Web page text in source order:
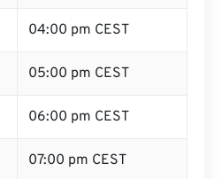
04:00 pm CEST
05:00 pm CEST
06:00 pm CEST
07:00 pm CEST